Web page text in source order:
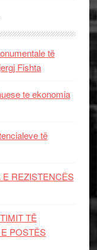
të
Fishta
te ekonomia
të
E REZISTENCЁS
TË
POSTËS